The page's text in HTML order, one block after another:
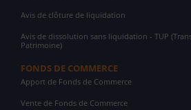
Avis de clôture de liquidation
Avis de dissolution sans liquidation - TUP
Patrimoine)
FONDS DE COMMERCE
Apport de Fonds de Commerce
Vente de Fonds de Commerce